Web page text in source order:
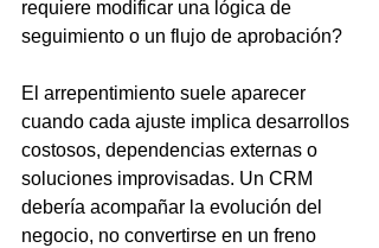
requiere modificar una lógica de
seguimiento o un flujo de aprobación?
El arrepentimiento suele aparecer
cuando cada ajuste implica desarrollos
costosos, dependencias externas o
soluciones improvisadas. Un CRM
debería acompañar la evolución del
negocio, no convertirse en un freno